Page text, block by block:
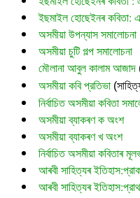
ইছমাইল হোছেইনৰ কবিতা:
অসমীয়া উপন্যাস সমালোচনা
অসমীয়া চুটি গল্প সমালোচনা
মৌলানা আবুল কালাম আজাদ
অসমীয়া কবি প্রতিভা
নির্বাচিত অসমীয়া কবিতা
অসমীয়া ব্যাকৰণ ক অংশ
অসমীয়া ব্যাকৰণ খ অংশ
নির্বাচিত অসমীয়া কবিতাৰ
আৰবী সাহিত্যৰ
আৰবী সাহিত্যৰ